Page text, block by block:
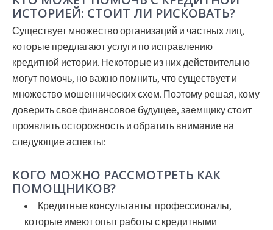
ИСТОРИЕЙ: СТОИТ ЛИ РИСКОВАТЬ?
Существует множество организаций и частных лиц,
которые предлагают услуги по исправлению
кредитной истории. Некоторые из них действительно
могут помочь, но важно помнить, что существует и
множество мошеннических схем. Поэтому решая, кому
доверить свое финансовое будущее, заемщику стоит
проявлять осторожность и обратить внимание на
следующие аспекты:
КОГО МОЖНО РАССМОТРЕТЬ КАК
ПОМОЩНИКОВ?
Кредитные консультанты: профессионалы,
которые имеют опыт работы с кредитными